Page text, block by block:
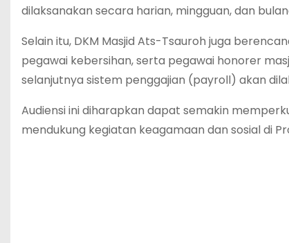
dilaksanakan secara harian, mingguan, dan
Selain itu, DKM Masjid Ats-Tsauroh juga
pegawai kebersihan, serta pegawai honorer
selanjutnya sistem penggajian (payroll) akan
Audiensi ini diharapkan dapat semakin
mendukung kegiatan keagamaan dan sosial di